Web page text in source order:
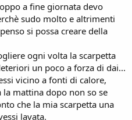
a fine giornata devo
sudo molto e altrimenti
si possa creare della
ogni volta la scarpetta
un poco a forza di dai...
vicino a fonti di calore,
mattina dopo non so se
che la mia scarpetta una
lavata.